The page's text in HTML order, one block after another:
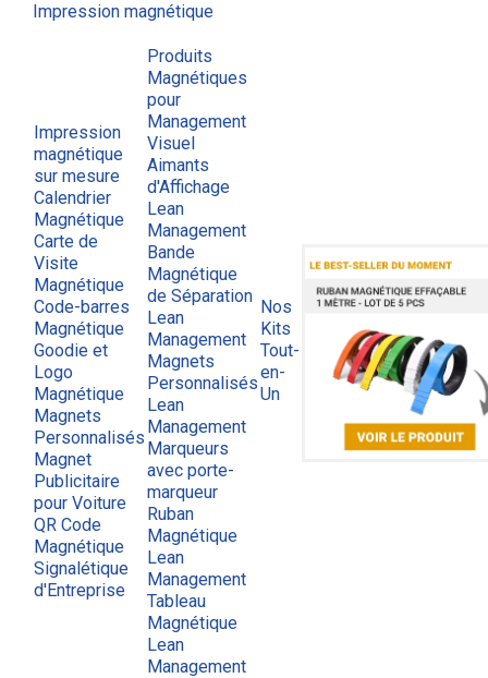
Impression magnétique
Impression
magnétique
sur mesure
Calendrier
Magnétique
Carte de
Visite
Magnétique
Code-barres
Magnétique
Goodie et
Logo
Magnétique
Magnets
Personnalisés
Magnet
Publicitaire
pour Voiture
QR Code
Magnétique
Signalétique
d'Entreprise
Produits
Magnétiques
pour
Management
Visuel
Aimants
d'Affichage
Lean
Management
Bande
Magnétique
de Séparation
Lean
Management
Magnets
Personnalisés
Lean
Management
Marqueurs
avec porte-
marqueur
Ruban
Magnétique
Lean
Management
Tableau
Magnétique
Lean
Management
Nos
Kits
Tout-
en-
Un